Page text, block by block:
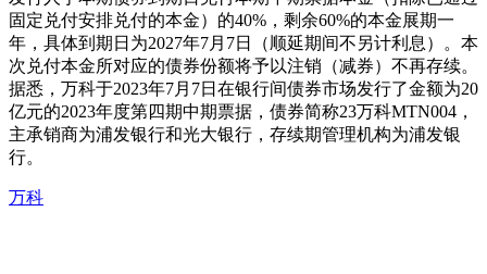
固定兑付安排兑付的本金）的40%，剩余60%的本金展期一
年，具体到期日为2027年7月7日（顺延期间不另计利息）。本
次兑付本金所对应的债券份额将予以注销（减券）不再存续。
据悉，万科于2023年7月7日在银行间债券市场发行了金额为20
亿元的2023年度第四期中期票据，债券简称23万科MTN004，
主承销商为浦发银行和光大银行，存续期管理机构为浦发银
行。
万科